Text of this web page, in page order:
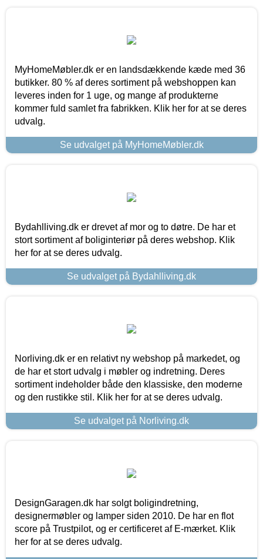
MyHomeMøbler.dk er en landsdækkende kæde med 36
butikker. 80 % af deres sortiment på webshoppen kan
leveres inden for 1 uge, og mange af produkterne
kommer fuld samlet fra fabrikken. Klik her for at se deres
udvalg.
Se udvalget på MyHomeMøbler.dk
Bydahlliving.dk er drevet af mor og to døtre. De har et
stort sortiment af boliginteriør på deres webshop. Klik
her for at se deres udvalg.
Se udvalget på Bydahlliving.dk
Norliving.dk er en relativt ny webshop på markedet, og
de har et stort udvalg i møbler og indretning. Deres
sortiment indeholder både den klassiske, den moderne
og den rustikke stil. Klik her for at se deres udvalg.
Se udvalget på Norliving.dk
DesignGaragen.dk har solgt boligindretning,
designermøbler og lamper siden 2010. De har en flot
score på Trustpilot, og er certificeret af E-mærket. Klik
her for at se deres udvalg.